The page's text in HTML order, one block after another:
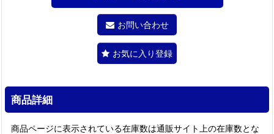
お問い合わせ
お気に入り登録
商品詳細
商品ページに表示されている在庫数は通販サイト上の在庫数とな